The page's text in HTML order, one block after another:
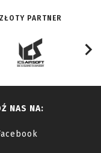
ZŁOTY PARTNER
NAS NA: